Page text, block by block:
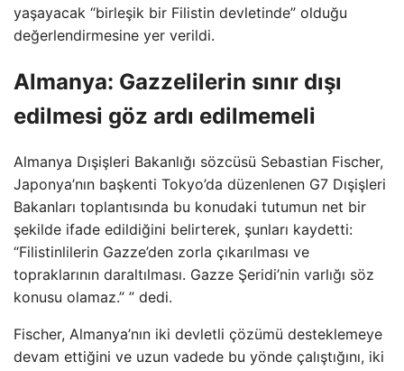
yaşayacak “birleşik bir Filistin devletinde” olduğu
değerlendirmesine yer verildi.
Almanya: Gazzelilerin sınır dışı
edilmesi göz ardı edilmemeli
Almanya Dışişleri Bakanlığı sözcüsü Sebastian Fischer,
Japonya’nın başkenti Tokyo’da düzenlenen G7 Dışişleri
Bakanları toplantısında bu konudaki tutumun net bir
şekilde ifade edildiğini belirterek, şunları kaydetti:
“Filistinlilerin Gazze’den zorla çıkarılması ve
topraklarının daraltılması. Gazze Şeridi’nin varlığı söz
konusu olamaz.” ” dedi.
Fischer, Almanya’nın iki devletli çözümü desteklemeye
devam ettiğini ve uzun vadede bu yönde çalıştığını, iki